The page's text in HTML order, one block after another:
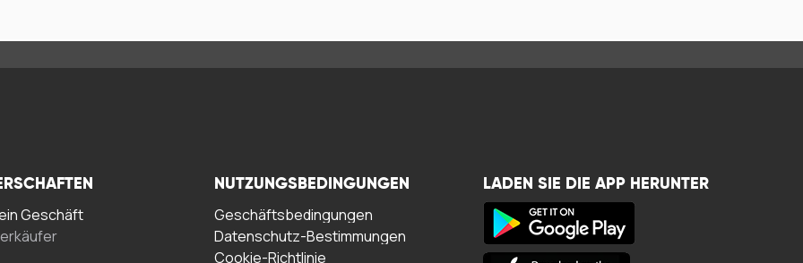
Geschäft
NUTZUNGSBEDINGUNGEN
Geschäftsbedingungen
Datenschutz-Bestimmungen
Cookie-Richtlinie
LADEN SIE DIE APP HERUNTER